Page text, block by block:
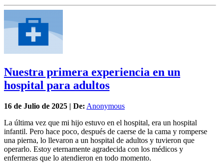
Nuestra primera experiencia en un
hospital para adultos
16 de Julio de 2025 | De: Anonymous
La última vez que mi hijo estuvo en el hospital, era un hospital
infantil. Pero hace poco, después de caerse de la cama y romperse
una pierna, lo llevaron a un hospital de adultos y tuvieron que
operarlo. Estoy eternamente agradecida con los médicos y
enfermeras que lo atendieron en todo momento.